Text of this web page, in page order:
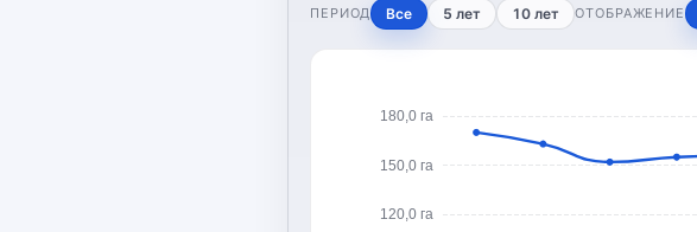
ПЕРИОД Все 5 лет 10 лет ОТОБРАЖЕНИЕ
120,0 га
150,0 га
180,0 га